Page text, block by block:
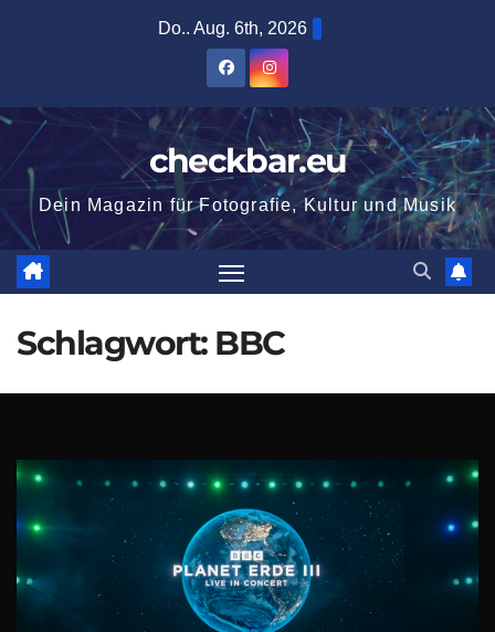
Do.. Aug. 6th, 2026
checkbar.eu
Dein Magazin für Fotografie, Kultur und Musik
Schlagwort: BBC